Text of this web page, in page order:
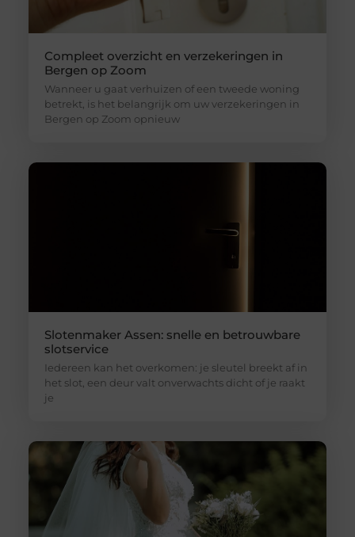
Compleet overzicht en verzekeringen in
Bergen op Zoom
Wanneer u gaat verhuizen of een tweede woning
betrekt, is het belangrijk om uw verzekeringen in
Bergen op Zoom opnieuw
Slotenmaker Assen: snelle en betrouwbare
slotservice
Iedereen kan het overkomen: je sleutel breekt af in
het slot, een deur valt onverwachts dicht of je raakt
je